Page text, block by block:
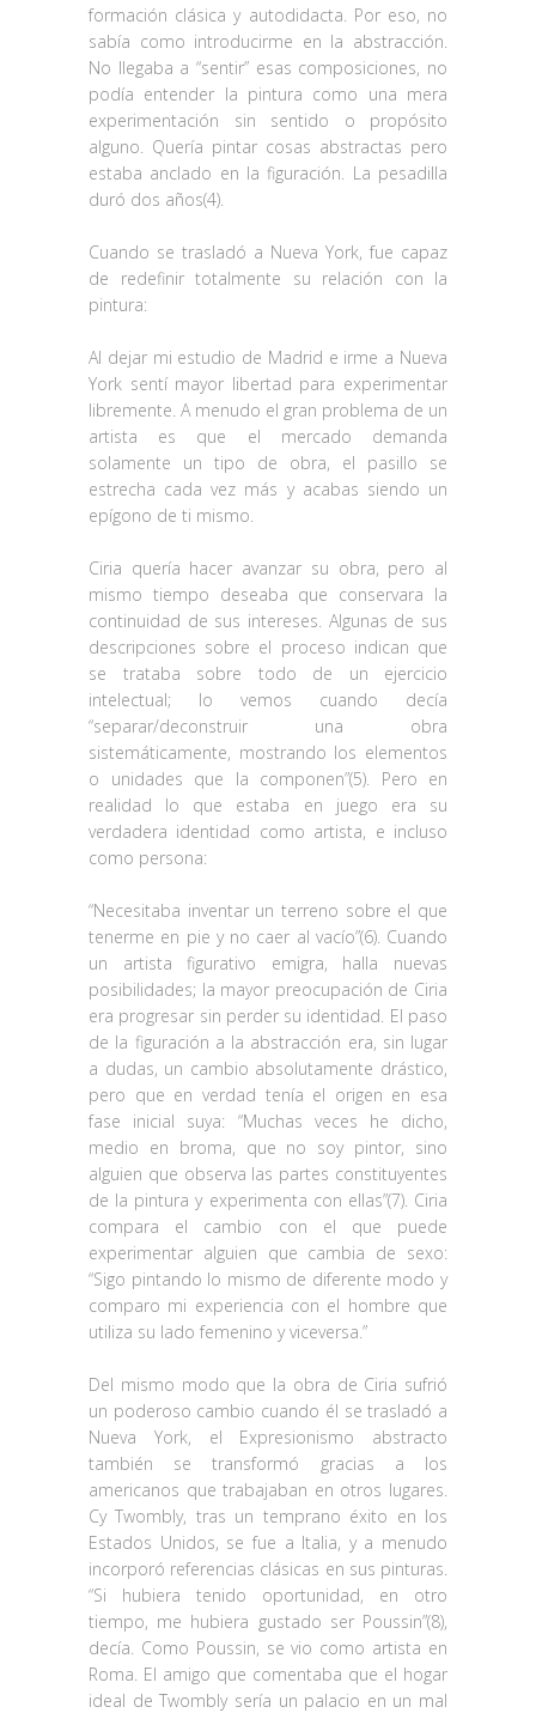
formación clásica y autodidacta. Por eso, no
sabía como introducirme en la abstracción.
No llegaba a “sentir” esas composiciones, no
podía entender la pintura como una mera
experimentación sin sentido o propósito
alguno. Quería pintar cosas abstractas pero
estaba anclado en la figuración. La pesadilla
duró dos años(4).
Cuando se trasladó a Nueva York, fue capaz
de redefinir totalmente su relación con la
pintura:
Al dejar mi estudio de Madrid e irme a Nueva
York sentí mayor libertad para experimentar
libremente. A menudo el gran problema de un
artista es que el mercado demanda
solamente un tipo de obra, el pasillo se
estrecha cada vez más y acabas siendo un
epígono de ti mismo.
Ciria quería hacer avanzar su obra, pero al
mismo tiempo deseaba que conservara la
continuidad de sus intereses. Algunas de sus
descripciones sobre el proceso indican que
se trataba sobre todo de un ejercicio
intelectual; lo vemos cuando decía
“separar/deconstruir una obra
sistemáticamente, mostrando los elementos
o unidades que la componen”(5). Pero en
realidad lo que estaba en juego era su
verdadera identidad como artista, e incluso
como persona:
“Necesitaba inventar un terreno sobre el que
tenerme en pie y no caer al vacío”(6). Cuando
un artista figurativo emigra, halla nuevas
posibilidades; la mayor preocupación de Ciria
era progresar sin perder su identidad. El paso
de la figuración a la abstracción era, sin lugar
a dudas, un cambio absolutamente drástico,
pero que en verdad tenía el origen en esa
fase inicial suya: “Muchas veces he dicho,
medio en broma, que no soy pintor, sino
alguien que observa las partes constituyentes
de la pintura y experimenta con ellas”(7). Ciria
compara el cambio con el que puede
experimentar alguien que cambia de sexo:
“Sigo pintando lo mismo de diferente modo y
comparo mi experiencia con el hombre que
utiliza su lado femenino y viceversa.”
Del mismo modo que la obra de Ciria sufrió
un poderoso cambio cuando él se trasladó a
Nueva York, el Expresionismo abstracto
también se transformó gracias a los
americanos que trabajaban en otros lugares.
Cy Twombly, tras un temprano éxito en los
Estados Unidos, se fue a Italia, y a menudo
incorporó referencias clásicas en sus pinturas.
“Si hubiera tenido oportunidad, en otro
tiempo, me hubiera gustado ser Poussin”(8),
decía. Como Poussin, se vio como artista en
Roma. El amigo que comentaba que el hogar
ideal de Twombly sería un palacio en un mal